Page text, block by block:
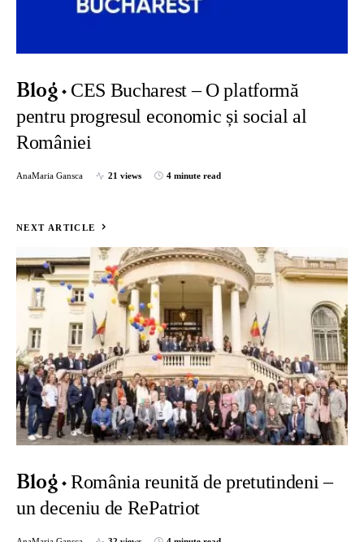
Blog
CES Bucharest – O platformă
pentru progresul economic și social al
României
AnaMaria Gansca 21 views 4 minute read
NEXT ARTICLE
Blog
România reunită de pretutindeni –
un deceniu de RePatriot